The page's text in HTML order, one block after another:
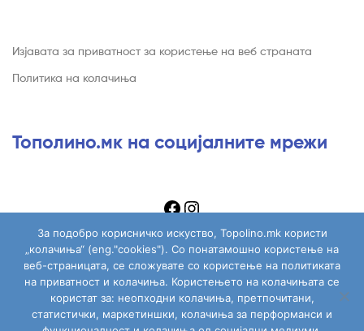
Изјавата за приватност за користење на веб страната
Политика на колачиња
Тополино.мк на социјалните мрежи
Copyright © 2026 Topolino.mk
За подобро корисничко искуство, Topolino.mk користи
„колачиња“ (eng."cookies"). Со понатамошно користење на
веб-страницата, се сложувате со користење на политиката
на приватност и колачиња. Користењето на колачињата се
користат за: неопходни колачиња, претпочитани,
статистички, маркетиншки, колачиња за перформанси и